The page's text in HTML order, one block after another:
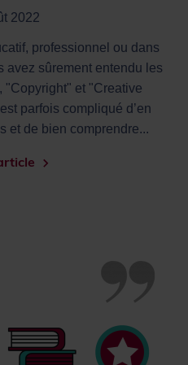
2022
professionnel ou dans
avez sûrement entendu les
"Copyright" et "Creative
parfois compliqué d’en
et de bien comprendre...